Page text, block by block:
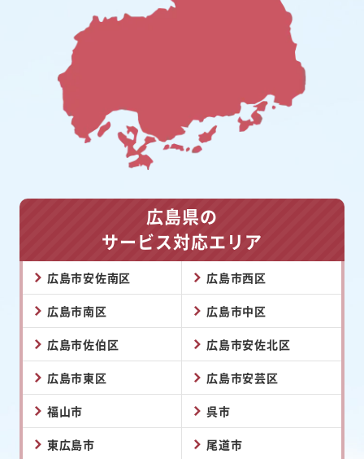
広島県の
サービス対応エリア
広島市安佐南区 広島市西区
広島市南区 広島市中区
広島市佐伯区 広島市安佐北区
広島市東区 広島市安芸区
福山市 呉市
東広島市 尾道市